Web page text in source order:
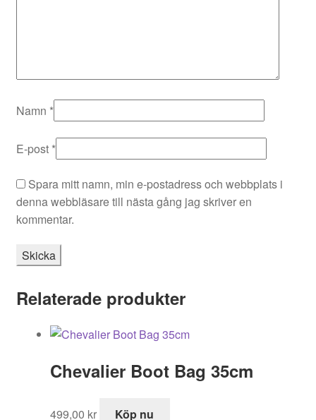
Namn *
E-post *
Spara mitt namn, min e-postadress och webbplats i
denna webbläsare till nästa gång jag skriver en
kommentar.
Relaterade produkter
Chevalier Boot Bag 35cm
499,00 kr Köp nu